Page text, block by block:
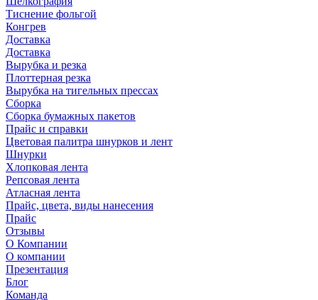
Тиснение фольгой
Конгрев
Доставка
Доставка
Вырубка и резка
Плоттерная резка
Вырубка на тигельных прессах
Сборка
Сборка бумажных пакетов
Прайс и справки
Цветовая палитра шнурков и лент
Шнурки
Хлопковая лента
Репсовая лента
Атласная лента
Прайс, цвета, виды нанесения
Прайс
Отзывы
О Компании
О компании
Презентация
Блог
Команда